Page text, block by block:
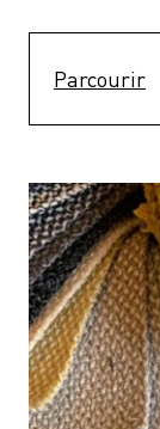
Parcourir